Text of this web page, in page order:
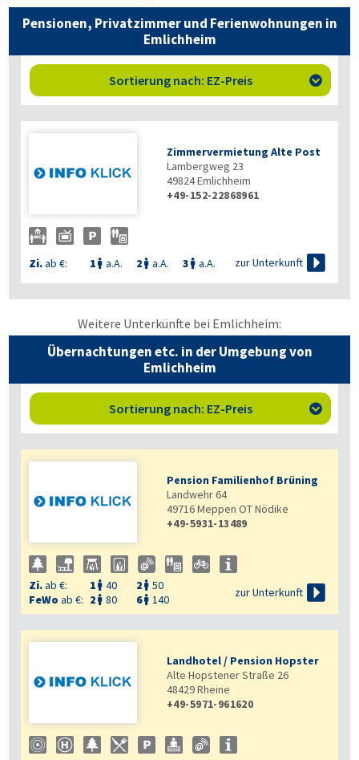
Pensionen, Privatzimmer und Ferienwohnungen in
Emlichheim
Sortierung nach: EZ-Preis 
Zimmervermietung Alte Post
Lambergweg 23
49824Emlichheim
+49-152-22868961
Zi.ab €: 1  a.A. 2  a.A. 3  a.A. zur Unterkunft 
Weitere Unterkünfte bei Emlichheim:
Übernachtungen etc. in der Umgebung von
Emlichheim
Sortierung nach: EZ-Preis 
Pension Familienhof Brüning
Landwehr 64
49716Meppen OT Nödike
+49-5931-13489
Zi.ab €: 1  40 2  50
FeWo ab €: 2  80 6 140
zur Unterkunft 
Landhotel / Pension Hopster
Alte Hopstener Straße 26
48429Rheine
+49-5971-961620